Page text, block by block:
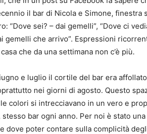
il bar di Nicola e Simone,
“Dove sei? – dai gemelli”, “Dove ci
gemelli che arrivo”. Espressioni
che da una settimana non c’è più.
e luglio il cortile del bar era
nei giorni di agosto. Questo
colori si intrecciavano in un vero e
bar ogni anno. Per noi è stato
dove poter contare sulla complicità